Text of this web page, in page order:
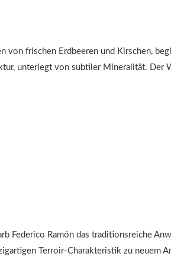
frischen Erdbeeren und Kirschen,
unterlegt von subtiler Mineralität. Der
Ramón das traditionsreiche
Terroir-Charakteristik zu neuem